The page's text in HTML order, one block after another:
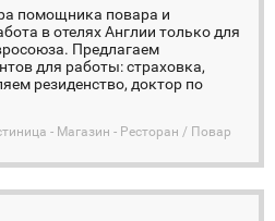
помощника повара и
в отелях Англии только для
Предлагаем
для работы: страховка,
резиденство, доктор по
- Магазин - Ресторан / Повар